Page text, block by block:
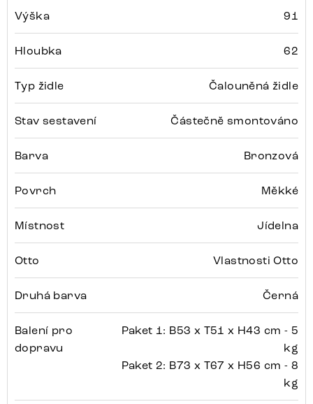
Výška 91
Hloubka 62
Typ židle Čalouněná židle
Stav sestavení Částečně smontováno
Barva Bronzová
Povrch Měkké
Místnost Jídelna
Otto Vlastnosti Otto
Druhá barva Černá
Balení pro
dopravu
Paket 1: B53 x T51 x H43 cm - 5
kg
Paket 2: B73 x T67 x H56 cm - 8
kg